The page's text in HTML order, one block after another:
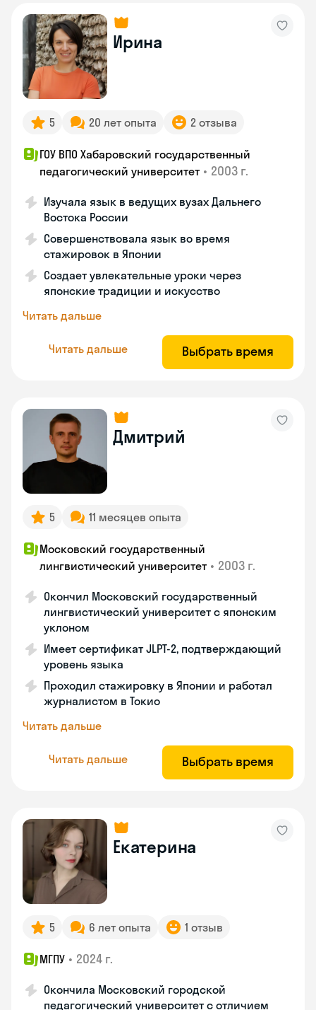
Ирина
5 20 лет опыта 2 отзыва
ГОУ ВПО Хабаровский государственный
педагогический университет • 2003 г.
Изучала язык в ведущих вузах Дальнего
Востока России
Совершенствовала язык во время
стажировок в Японии
Создает увлекательные уроки через
японские традиции и искусство
Читать дальше
Читать дальше Выбрать время
Дмитрий
5 11 месяцев опыта
Московский государственный
лингвистический университет • 2003 г.
Окончил Московский государственный
лингвистический университет с японским
уклоном
Имеет сертификат JLPT-2, подтверждающий
уровень языка
Проходил стажировку в Японии и работал
журналистом в Токио
Читать дальше
Читать дальше Выбрать время
Екатерина
5 6 лет опыта 1 отзыв
МГПУ • 2024 г.
Окончила Московский городской
педагогический университет с отличием